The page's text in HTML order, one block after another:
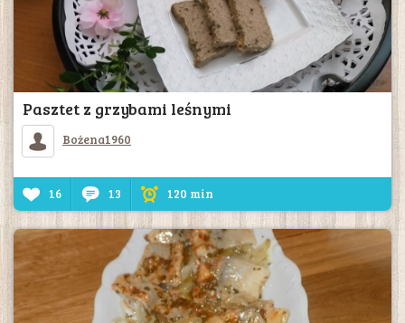
Pasztet z grzybami leśnymi
Bożena1960
16 13 120 min